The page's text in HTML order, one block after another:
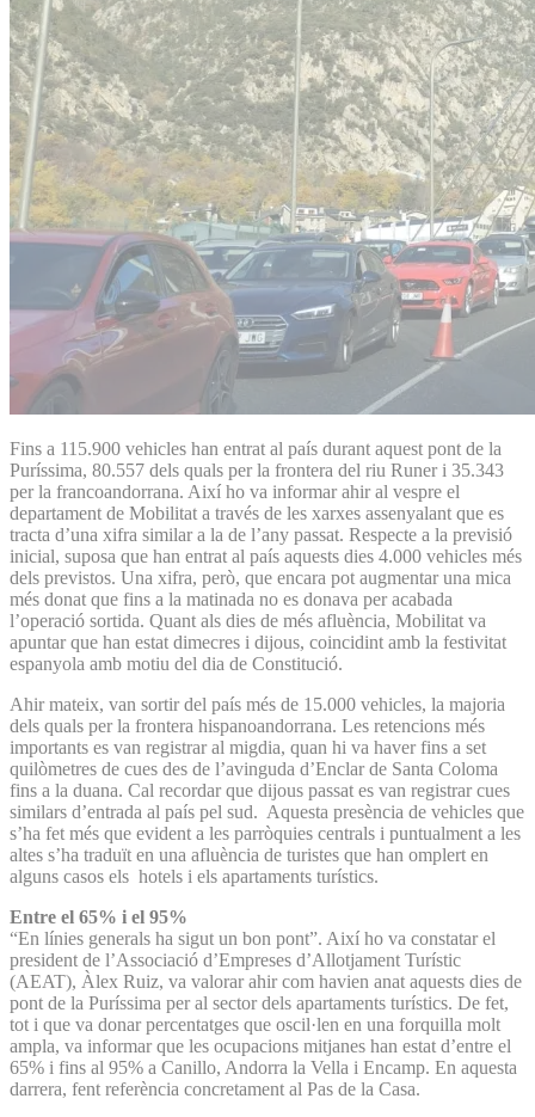
Fins a 115.900 vehicles han entrat al país durant aquest pont de la
Puríssima, 80.557 dels quals per la frontera del riu Runer i 35.343
per la francoandorrana. Així ho va informar ahir al vespre el
departament de Mobilitat a través de les xarxes assenyalant que es
tracta d’una xifra similar a la de l’any passat. Respecte a la previsió
inicial, suposa que han entrat al país aquests dies 4.000 vehicles més
dels previstos. Una xifra, però, que encara pot augmentar una mica
més donat que fins a la matinada no es donava per acabada
l’operació sortida. Quant als dies de més afluència, Mobilitat va
apuntar que han estat dimecres i dijous, coincidint amb la festivitat
espanyola amb motiu del dia de Constitució.
Ahir mateix, van sortir del país més de 15.000 vehicles, la majoria
dels quals per la frontera hispanoandorrana. Les retencions més
importants es van registrar al migdia, quan hi va haver fins a set
quilòmetres de cues des de l’avinguda d’Enclar de Santa Coloma
fins a la duana. Cal recordar que dijous passat es van registrar cues
similars d’entrada al país pel sud. Aquesta presència de vehicles que
s’ha fet més que evident a les parròquies centrals i puntualment a les
altes s’ha traduït en una afluència de turistes que han omplert en
alguns casos els hotels i els apartaments turístics.
Entre el 65% i el 95%
“En línies generals ha sigut un bon pont”. Així ho va constatar el
president de l’Associació d’Empreses d’Allotjament Turístic
(AEAT), Àlex Ruiz, va valorar ahir com havien anat aquests dies de
pont de la Puríssima per al sector dels apartaments turístics. De fet,
tot i que va donar percentatges que oscil·len en una forquilla molt
ampla, va informar que les ocupacions mitjanes han estat d’entre el
65% i fins al 95% a Canillo, Andorra la Vella i Encamp. En aquesta
darrera, fent referència concretament al Pas de la Casa.